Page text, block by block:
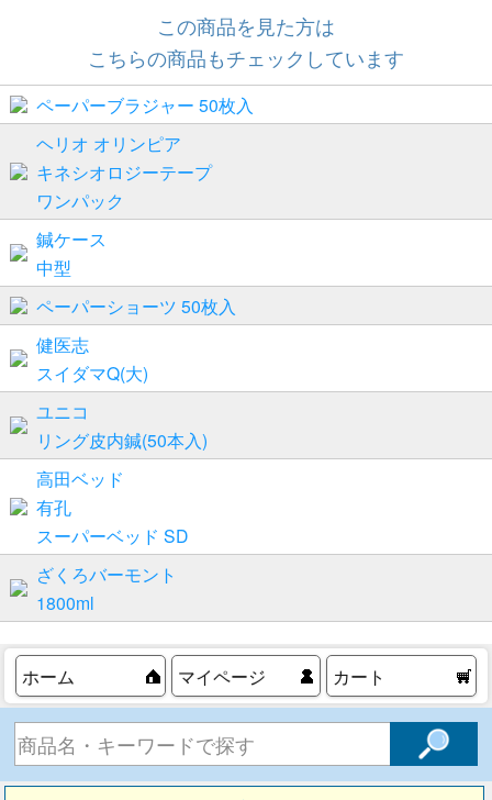
この商品を見た方は
こちらの商品もチェックしています
ペーパーブラジャー 50枚入
ヘリオ オリンピア
キネシオロジーテープ
ワンパック
鍼ケース
中型
ペーパーショーツ 50枚入
健医志
スイダマQ(大)
ユニコ
リング皮内鍼(50本入)
高田ベッド
有孔
スーパーベッド SD
ざくろバーモント
1800ml
ホーム マイページ カート